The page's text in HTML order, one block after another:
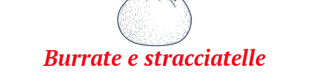
Burrate e stracciatelle